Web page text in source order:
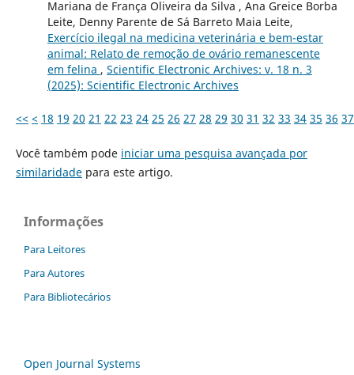
Mariana de França Oliveira da Silva , Ana Greice Borba
Leite, Denny Parente de Sá Barreto Maia Leite,
Exercício ilegal na medicina veterinária e bem-estar
animal: Relato de remoção de ovário remanescente
em felina , Scientific Electronic Archives: v. 18 n. 3
(2025): Scientific Electronic Archives
<< < 18 19 20 21 22 23 24 25 26 27 28 29 30 31 32 33 34 35 36 37
Você também pode iniciar uma pesquisa avançada por
similaridadepara este artigo.
Informações
Para Leitores
Para Autores
Para Bibliotecários
Open Journal Systems